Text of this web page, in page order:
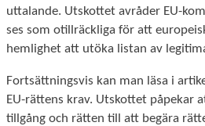
uttalande. Utskottet avråder EU-
ses som otillräckliga för att
hemlighet att utöka listan av
Fortsättningsvis kan man läsa i
EU-rättens krav. Utskottet påpekar
tillgång och rätten till att begära
Statistik
kunna
förbättra
funktionalitet
och
uppbyggnad,